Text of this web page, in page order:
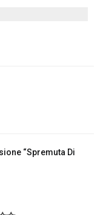
“Spremuta Di